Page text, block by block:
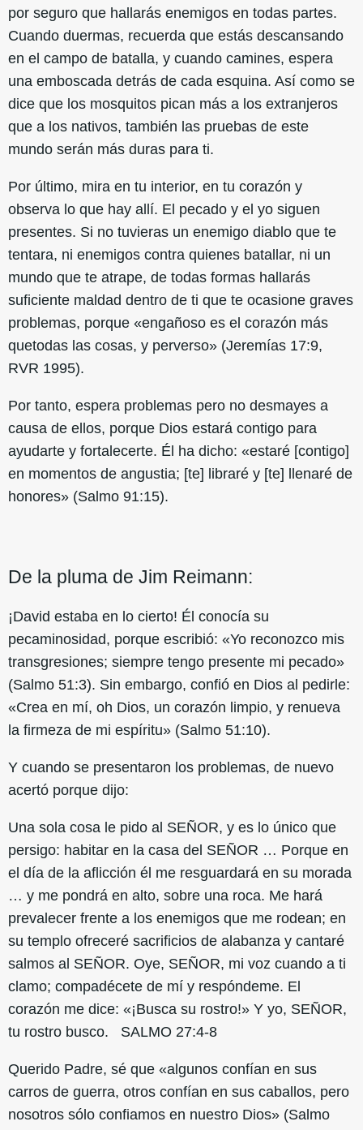
por seguro que hallarás enemigos en todas partes.
Cuando duermas, recuerda que estás descansando
en el campo de batalla, y cuando camines, espera
una emboscada detrás de cada esquina. Así como se
dice que los mosquitos pican más a los extranjeros
que a los nativos, también las pruebas de este
mundo serán más duras para ti.
Por último, mira en tu interior, en tu corazón y
observa lo que hay allí. El pecado y el yo siguen
presentes. Si no tuvieras un enemigo diablo que te
tentara, ni enemigos contra quienes batallar, ni un
mundo que te atrape, de todas formas hallarás
suficiente maldad dentro de ti que te ocasione graves
problemas, porque «engañoso es el corazón más
quetodas las cosas, y perverso» (Jeremías 17:9,
RVR 1995).
Por tanto, espera problemas pero no desmayes a
causa de ellos, porque Dios estará contigo para
ayudarte y fortalecerte. Él ha dicho: «estaré [contigo]
en momentos de angustia; [te] libraré y [te] llenaré de
honores» (Salmo 91:15).
De la pluma de Jim Reimann:
¡David estaba en lo cierto! Él conocía su
pecaminosidad, porque escribió: «Yo reconozco mis
transgresiones; siempre tengo presente mi pecado»
(Salmo 51:3). Sin embargo, confió en Dios al pedirle:
«Crea en mí, oh Dios, un corazón limpio, y renueva
la firmeza de mi espíritu» (Salmo 51:10).
Y cuando se presentaron los problemas, de nuevo
acertó porque dijo:
Una sola cosa le pido al SEÑOR, y es lo único que
persigo: habitar en la casa del SEÑOR … Porque en
el día de la aflicción él me resguardará en su morada
… y me pondrá en alto, sobre una roca. Me hará
prevalecer frente a los enemigos que me rodean; en
su templo ofreceré sacrificios de alabanza y cantaré
salmos al SEÑOR. Oye, SEÑOR, mi voz cuando a ti
clamo; compadécete de mí y respóndeme. El
corazón me dice: «¡Busca su rostro!» Y yo, SEÑOR,
tu rostro busco. SALMO 27:4-8
Querido Padre, sé que «algunos confían en sus
carros de guerra, otros confían en sus caballos, pero
nosotros sólo confiamos en nuestro Dios» (Salmo